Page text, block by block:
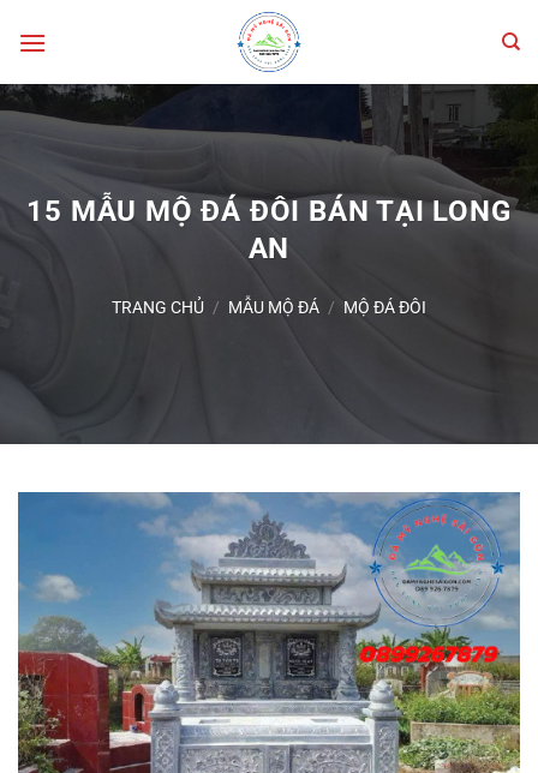
qua
dung
15 MẪU MỘ ĐÁ ĐÔI BÁN TẠI LONG
AN
TRANG CHỦ / MẪU MỘ ĐÁ / MỘ ĐÁ ĐÔI